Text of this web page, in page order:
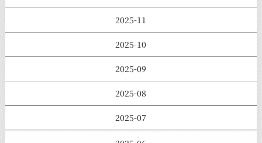
2025-11
2025-10
2025-09
2025-08
2025-07